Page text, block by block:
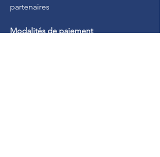
partenaires
Modalités de paiement